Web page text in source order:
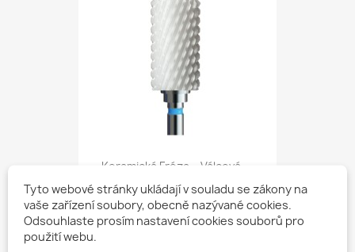
Keramická Fréza – Válcová,...
449,00 Kč
Tyto webové stránky ukládají v souladu se zákony na
vaše zařízení soubory, obecně nazývané cookies.
Odsouhlaste prosím nastavení cookies souborů pro
použití webu.